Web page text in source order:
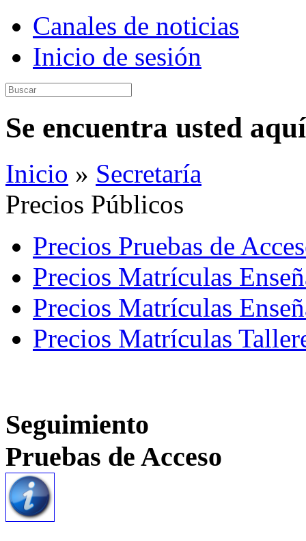
Canales de noticias
Inicio de sesión
Se encuentra usted aquí
Inicio » Secretaría
Precios Públicos
Precios Pruebas de
Precios Matrículas
Precios Matrículas
Precios Matrículas
Seguimiento
Pruebas de Acceso